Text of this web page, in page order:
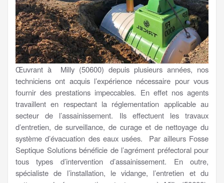
Œuvrant à Milly (50600) depuis plusieurs années, nos
techniciens ont acquis l’expérience nécessaire pour vous
fournir des prestations impeccables. En effet nos agents
travaillent en respectant la réglementation applicable au
secteur de l’assainissement. Ils effectuent les travaux
d’entretien, de surveillance, de curage et de nettoyage du
système d’évacuation des eaux usées. Par ailleurs Fosse
Septique Solutions bénéficie de l’agrément préfectoral pour
tous types d’intervention d’assainissement. En outre,
spécialiste de l’installation, le vidange, l’entretien et du